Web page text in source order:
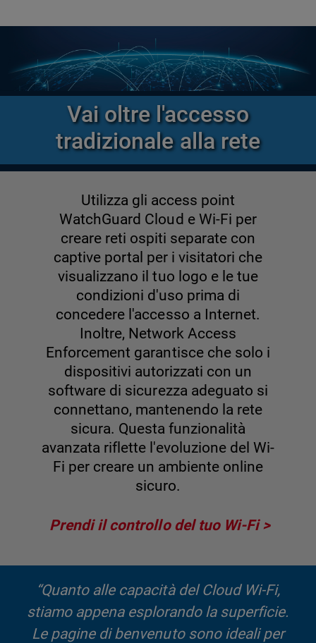
Vai oltre l'accesso
tradizionale alla rete
Utilizza gli access point
WatchGuard Cloud e Wi-Fi per
creare reti ospiti separate con
captive portal per i visitatori che
visualizzano il tuo logo e le tue
condizioni d'uso prima di
concedere l'accesso a Internet.
Inoltre, Network Access
Enforcement garantisce che solo i
dispositivi autorizzati con un
software di sicurezza adeguato si
connettano, mantenendo la rete
sicura. Questa funzionalità
avanzata riflette l'evoluzione del Wi-
Fi per creare un ambiente online
sicuro.
Prendi il controllo del tuo Wi-Fi
“Quanto alle capacità del Cloud Wi-Fi,
stiamo appena esplorando la superficie.
Le pagine di benvenuto sono ideali per